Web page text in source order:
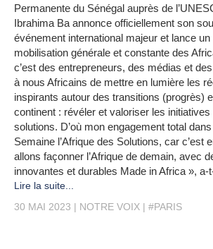
Permanente du Sénégal auprès de
Ibrahima Ba annonce officiellement son
événement international majeur et lance un
mobilisation générale et constante des
c’est des entrepreneurs, des médias et
à nous Africains de mettre en lumière les
inspirants autour des transitions (progrès)
continent : révéler et valoriser les
solutions. D’où mon engagement total
Semaine l’Afrique des Solutions, car c’est
allons façonner l’Afrique de demain, avec
innovantes et durables Made in Africa », a-
Lire la suite...
30 MAI 2023
NOTRE VOIX #PARIS